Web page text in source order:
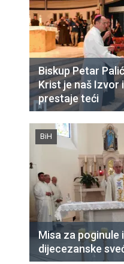
Biskup Petar
Krist je naš Izvor
prestaje teći
BiH
Misa za poginule
dijecezanske